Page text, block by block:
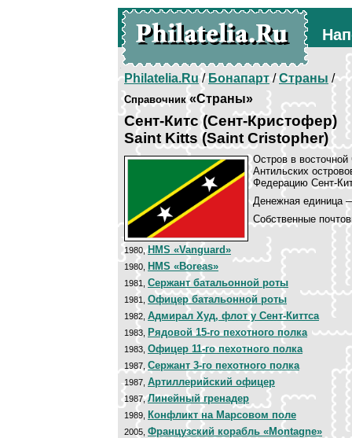
Philatelia.Ru/Бонапарт/Страны /
Справочник«Страны»
Сент-Китс (Сент-Кристофер)
Saint Kitts (Saint Cristopher)
Остров в
Антильских
Федерацию Сент-
Денежная единица
Собственные
1980,HMS «Vanguard»
1980, HMS «Boreas»
1981, Сержант батальонной роты
1981, Офицер батальонной роты
1982, Адмирал Худ, флот у Сент-Киттса
1983, Рядовой 15-го пехотного полка
1983, Офицер 11-го пехотного полка
1987, Сержант 3-го пехотного полка
1987, Артиллерийский офицер
1987,Линейный гренадер
1989, Конфликт на Марсовом поле
2005, Французский корабль «Montagne»